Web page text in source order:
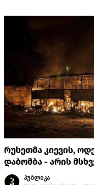
რუსეთმა კიევის,
დაბომბა - არის
პუბლიკა